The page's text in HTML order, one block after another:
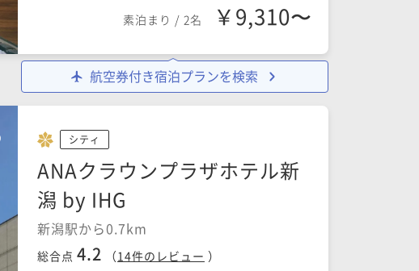
素泊まり / 2名 ￥9,310〜
航空券付き宿泊プランを検索
シティ
ANAクラウンプラザホテル新
潟 by IHG
新潟駅から0.7km
総合点 4.2 （14件のレビュー ）